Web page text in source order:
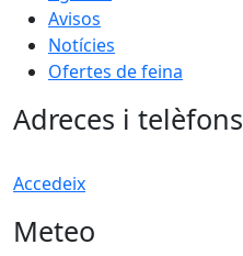
Avisos
Notícies
Ofertes de feina
Adreces i telèfons
Accedeix
Meteo